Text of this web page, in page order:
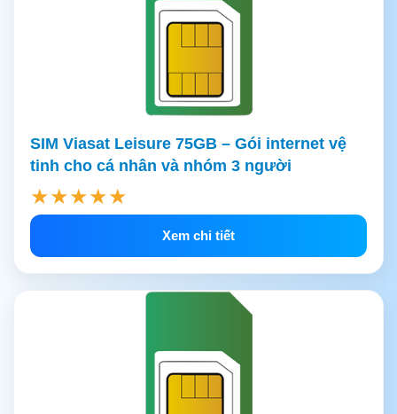
SIM Viasat Leisure 75GB – Gói internet vệ
tinh cho cá nhân và nhóm 3 người
★★★★★
Xem chi tiết